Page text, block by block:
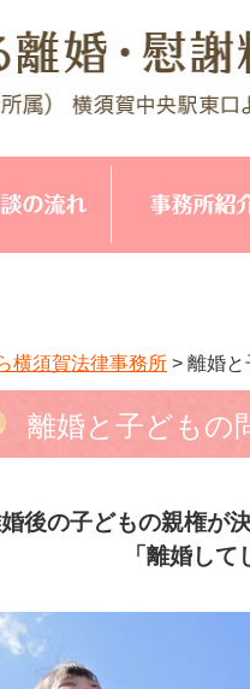
横須賀法律事務所 > 離婚と
離婚と子どもの
婚後の子どもの親権が
婚してしまった